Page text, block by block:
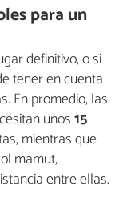
para un
definitivo, o si
tener en cuenta
En promedio, las
unos15
mientras que
mamut,
entre ellas.